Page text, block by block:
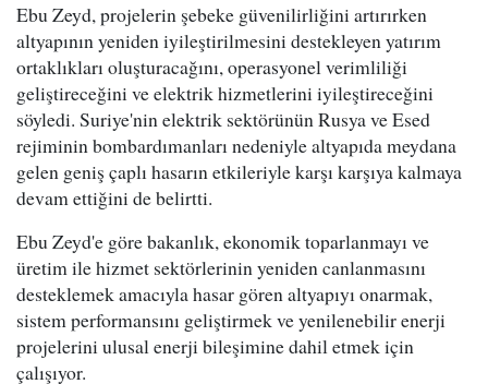
Ebu Zeyd, projelerin şebeke güvenilirliğini artırırken
altyapının yeniden iyileştirilmesini destekleyen yatırım
ortaklıkları oluşturacağını, operasyonel verimliliği
geliştireceğini ve elektrik hizmetlerini iyileştireceğini
söyledi. Suriye'nin elektrik sektörünün Rusya ve Esed
rejiminin bombardımanları nedeniyle altyapıda meydana
gelen geniş çaplı hasarın etkileriyle karşı karşıya kalmaya
devam ettiğini de belirtti.
Ebu Zeyd'e göre bakanlık, ekonomik toparlanmayı ve
üretim ile hizmet sektörlerinin yeniden canlanmasını
desteklemek amacıyla hasar gören altyapıyı onarmak,
sistem performansını geliştirmek ve yenilenebilir enerji
projelerini ulusal enerji bileşimine dahil etmek için
çalışıyor.